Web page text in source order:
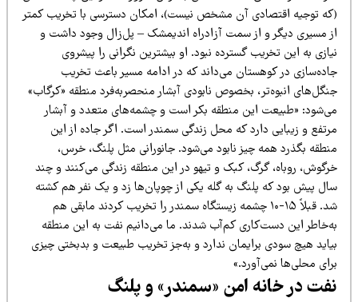
توجیه اقتصادی آن مشخص نیست)، امکان دسترسی با تخریب کمتر
مسیری دیگر و از سمت آزادراه اندیمشک – پل‌زال وجود داشت و
به این تخریب گسترده نبود. او بیشترین نگرانی را پیشروی
در کوهستان می‌داند که در ادامه مسیر باعث تخریب
انبوه‌تر، بخصوص نابودی آبشار منحصربه‌فرد منطقه «کرگاب»
«طبیعت این منطقه بکر است و چشمه‌های متعدد و آبشار
و زیبایی دارد که محل زندگی سمندر است. اگر جاده از این
بگذرد همه چیز نابود می‌شود. جانورانی مثل پلنگ، خرس،
روباه، گرگ، کبک و تیهو در این منطقه زندگی می‌کنند و چند
پیش بود که پلنگ به گله یکی از چوپان‌ها زد و یک نفر هم کشته
شد. قبلاً ۱۵-۱۰ چشمه زیستگاه سمندر را تخریب کردند مابقی هم
این دست‌کاری کم‌آب شدند. ما می‌دانیم نفت به این منطقه
هیچ سودی برایمان ندارد و به‌جز تخریب طبیعت و بدبختی چیزی
محلی‌ها نمی‌آورد.»
در خانه امن «سمندر» و پلنگ